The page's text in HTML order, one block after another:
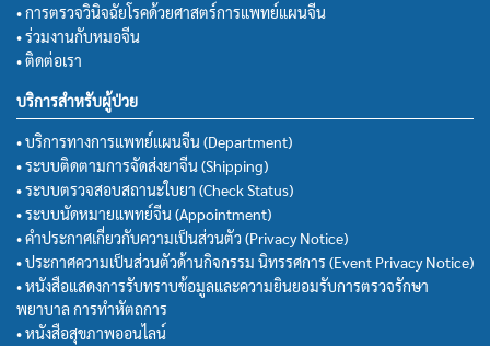
• การตรวจวินิจฉัยโรคด้วยศาสตร์การแพทย์แผนจีน
• ร่วมงานกับหมอจีน
• ติดต่อเรา
บริการสำหรับผู้ป่วย
• บริการทางการแพทย์แผนจีน (Department)
• ระบบติดตามการจัดส่งยาจีน (Shipping)
• ระบบตรวจสอบสถานะใบยา (Check Status)
• ระบบนัดหมายแพทย์จีน (Appointment)
• คำประกาศเกี่ยวกับความเป็นส่วนตัว (Privacy Notice)
• ประกาศความเป็นส่วนตัวด้านกิจกรรม นิทรรศการ (Event Privacy Notice)
• หนังสือแสดงการรับทราบข้อมูลและความยินยอมรับการตรวจรักษา
พยาบาล การทำหัตถการ
• หนังสือสุขภาพออนไลน์